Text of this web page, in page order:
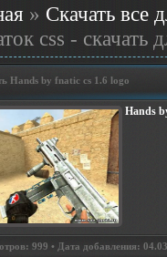
» Скачать все
css - скачать
Hands by fnatic cs 1.6 logo
Hands
999 • Дата добавления: